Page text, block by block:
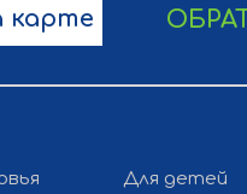
Для детей
карте